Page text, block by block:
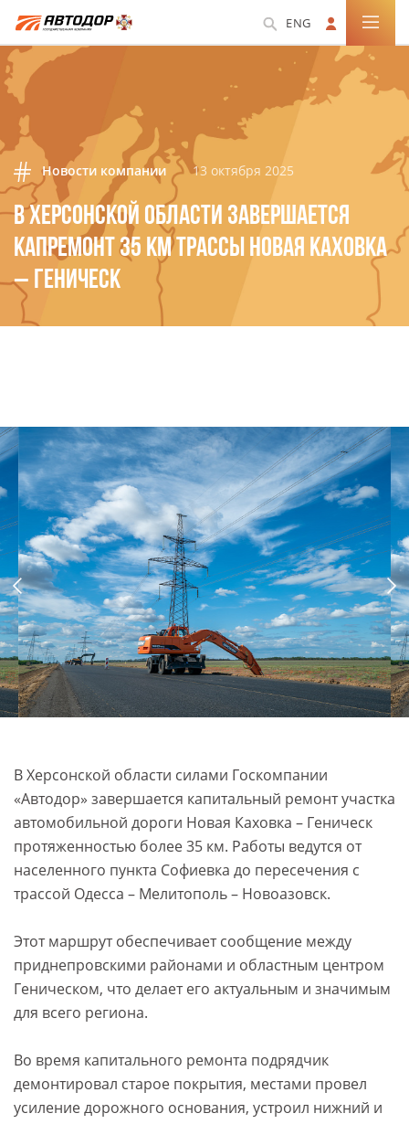
ENG
Новости компании 13 октября 2025
В ХЕРСОНСКОЙ ОБЛАСТИ ЗАВЕРШАЕТСЯ
КАПРЕМОНТ 35 КМ ТРАССЫ НОВАЯ КАХОВКА
– ГЕНИЧЕСК
В Херсонской области силами Госкомпании
«Автодор» завершается капитальный ремонт участка
автомобильной дороги Новая Каховка – Геническ
протяженностью более 35 км. Работы ведутся от
населенного пункта Софиевка до пересечения с
трассой Одесса – Мелитополь – Новоазовск.
Этот маршрут обеспечивает сообщение между
приднепровскими районами и областным центром
Геническом, что делает его актуальным и значимым
для всего региона.
Во время капитального ремонта подрядчик
демонтировал старое покрытия, местами провел
усиление дорожного основания, устроил нижний и